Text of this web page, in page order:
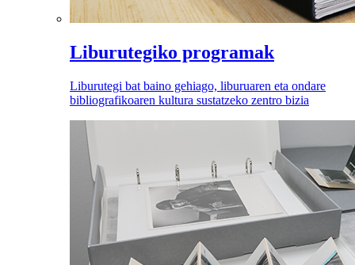
Liburutegiko programak
Liburutegi bat baino gehiago, liburuaren eta ondare
bibliografikoaren kultura sustatzeko zentro bizia